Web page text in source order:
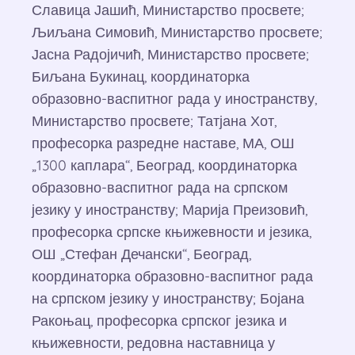
Славица Јашић, Министарство просвете;
Љиљана Симовић, Министарство просвете;
Јасна Радојичић, Министарство просвете;
Биљана Букинац, координаторка
образовно-васпитног рада у иностранству,
Министарство просвете; Татјана Хот,
професорка разредне наставе, МА, ОШ
„1300 каплара“, Београд, координаторка
образовно-васпитног рада на српском
језику у иностранству; Марија Преизовић,
професорка српске књижевности и језика,
ОШ „Стефан Дечански“, Београд,
координаторка образовно-васпитног рада
на српском језику у иностранству; Бојана
Ракоњац, професорка српског језика и
књижевности, редовна наставница у